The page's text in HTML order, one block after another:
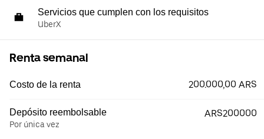
Servicios que cumplen con los requisitos
UberX
Renta semanal
Costo de la renta 200.000,00 ARS
Depósito reembolsable
Por única vez
ARS200000